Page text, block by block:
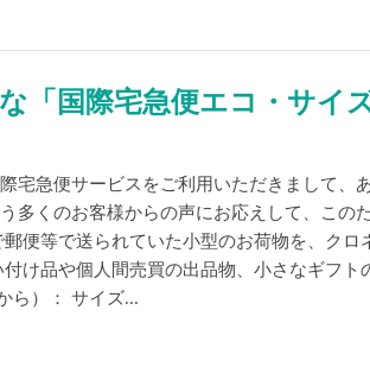
「国際宅急便エコ・サイ
宅急便サービスをご利用いただきまして、
多くのお客様からの声にお応えして、この
便等で送られていた小型のお荷物を、ク
け品や個人間売買の出品物、小さなギフ
ら）： サイズ...